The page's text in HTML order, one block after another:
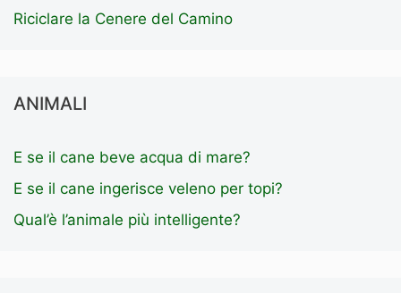
Riciclare la Cenere del Camino
ANIMALI
E se il cane beve acqua di mare?
E se il cane ingerisce veleno per topi?
Qual’è l’animale più intelligente?